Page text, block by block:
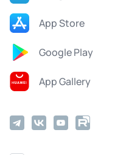
App Store
Google Play
App Gallery